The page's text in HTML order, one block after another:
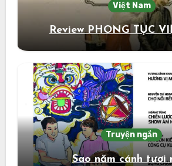
Việt Nam
Review PHONG TỤC
Truyện ngắn
Sao năm cánh tươi